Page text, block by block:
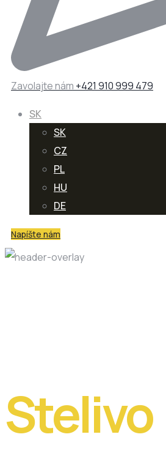
Zavolajte nám +421 910 999 479
SK
SK
CZ
PL
HU
DE
Napíšte nám
Stelivo